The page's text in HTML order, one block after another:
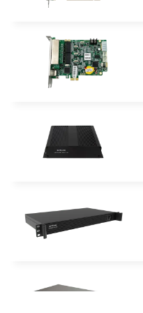
Matrice de pixels
Densité des
px/m²
Poids d'un
kg
Mode de
Maintenance
Spécification du
Échelle de gris
(linéaire)
bit
traitement